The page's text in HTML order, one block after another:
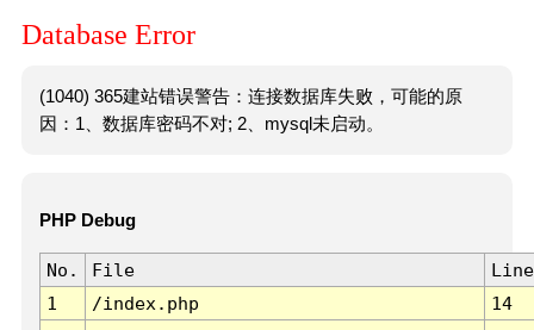
Database Error
(1040) 365建站错误警告：连接数据库失败，可能的原
因：1、数据库密码不对; 2、mysql未启动。
PHP Debug
No. File
Line
1
/index.php 14